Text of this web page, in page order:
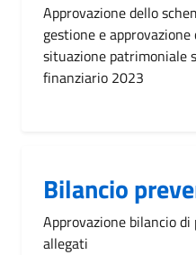
Approvazione dello
gestione e
situazione patrimoniale
finanziario 2023
Bilancio
Approvazione bilancio
allegati